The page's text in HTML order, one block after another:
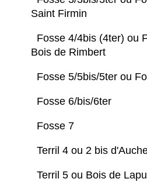
Saint Firmin
Fosse 4/4bis (4ter) ou
Bois de Rimbert
Fosse 5/5bis/5ter ou
Fosse 6/bis/6ter
Fosse 7
Terril 4 ou 2 bis
Terril 5 ou Bois de